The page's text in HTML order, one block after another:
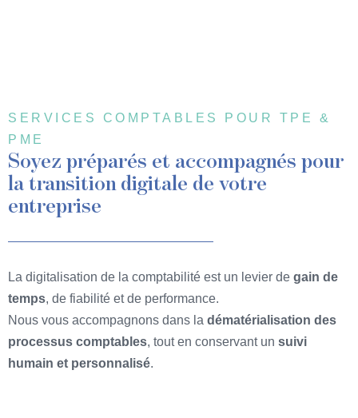
SERVICES COMPTABLES POUR TPE &
PME
Soyez préparés et accompagnés pour
la transition digitale de votre
entreprise
La digitalisation de la comptabilité est un levier de gain de
temps, de fiabilité et de performance.
Nous vous accompagnons dans la dématérialisation des
processus comptables, tout en conservant un suivi
humain et personnalisé.